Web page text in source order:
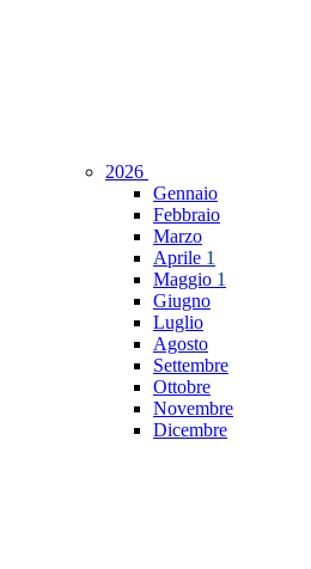
2026
Gennaio
Febbraio
Marzo
Aprile 1
Maggio 1
Giugno
Luglio
Agosto
Settembre
Ottobre
Novembre
Dicembre